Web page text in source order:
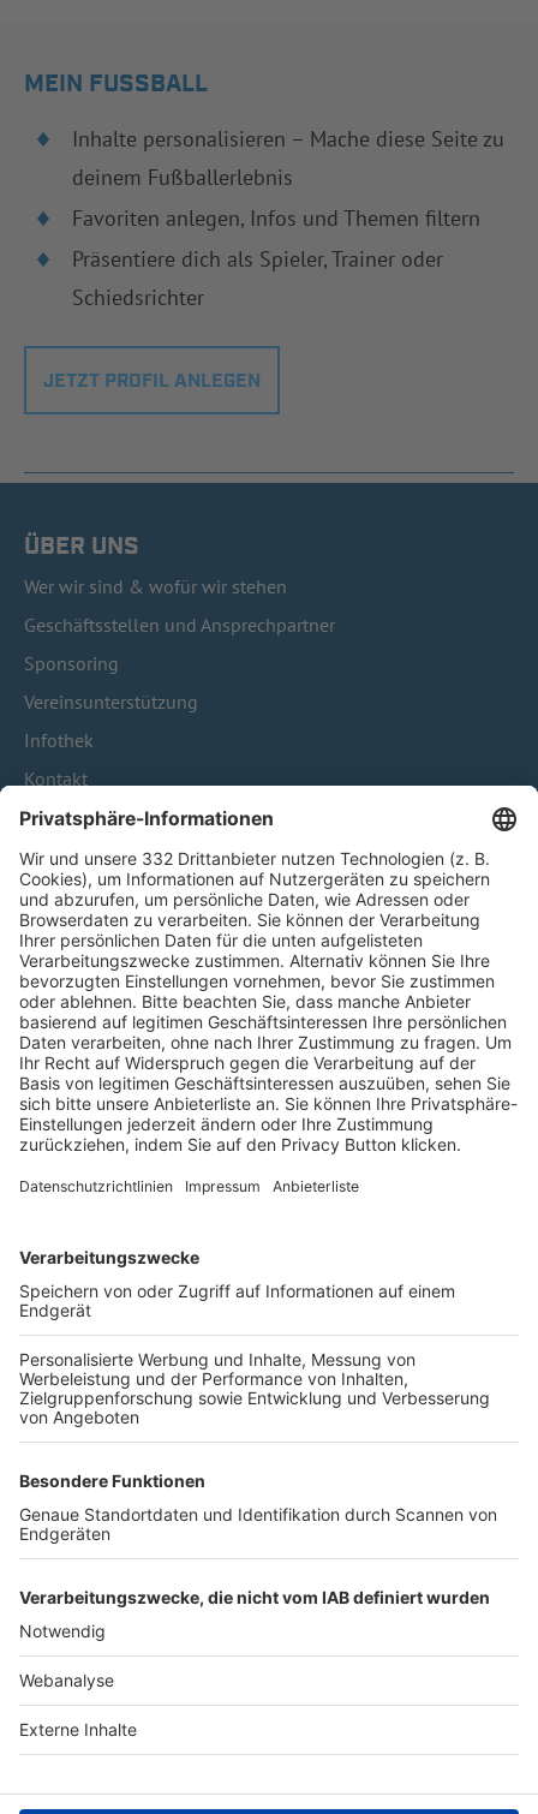
MEIN FUSSBALL
Inhalte personalisieren – Mache diese Seite zu
deinem Fußballerlebnis
Favoriten anlegen, Infos und Themen filtern
Präsentiere dich als Spieler, Trainer oder
Schiedsrichter
JETZT PROFIL ANLEGEN
ÜBER UNS
Wer wir sind & wofür wir stehen
Geschäftsstellen und Ansprechpartner
Sponsoring
Vereinsunterstützung
Infothek
Kontakt
HÄUFIG BESUCHTE SEITEN
Pässe und Vereinswechsel
Trainerausbildung
Schulungsangebot Vereinsmitarbeiter
BFV-Geschäftsstellen
Trainerbörse
Login SpielPlus
FOLGE DEM BFV
TOP-VEREINE
TOP-PARTNER
Nutzungsbedingungen Datenschutz Impressum